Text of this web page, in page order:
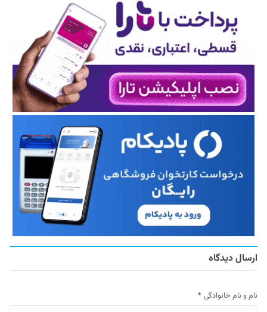
ارسال دیدگاه
نام و نام خانوادگی *